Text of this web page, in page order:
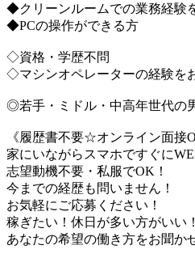
◆クリーンルームでの業務経験
◆PCの操作ができる方
◇資格・学歴不問
◇マシンオペレーターの経験を
◎若手・ミドル・中高年世代の
《履歴書不要☆オンライン面接
家にいながらスマホですぐに
志望動機不要・私服でOK！
今までの経歴も問いません！
お気軽にご応募ください！
稼ぎたい！休日が多い方がいい
あなたの希望の働き方をお聞か